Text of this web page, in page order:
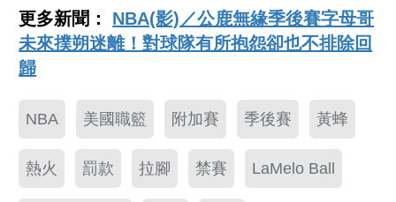
更多新聞： NBA(影)／公鹿無緣季後賽字母哥
未來撲朔迷離！對球隊有所抱怨卻也不排除回
歸
NBA 美國職籃 附加賽 季後賽 黃蜂
熱火 罰款 拉腳 禁賽 LaMelo Ball